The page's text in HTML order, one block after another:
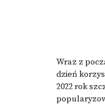
Wraz z
dzień
2022 rok